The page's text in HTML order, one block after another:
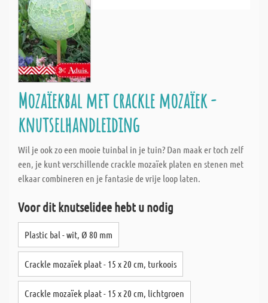
Mozaïekbal met crackle mozaïek -
knutselhandleiding
Wil je ook zo een mooie tuinbal in je tuin? Dan maak er toch zelf
een, je kunt verschillende crackle mozaïek platen en stenen met
elkaar combineren en je fantasie de vrije loop laten.
Voor dit knutselidee hebt u nodig
Plastic bal - wit, Ø 80 mm
Crackle mozaïek plaat - 15 x 20 cm, turkoois
Crackle mozaïek plaat - 15 x 20 cm, lichtgroen